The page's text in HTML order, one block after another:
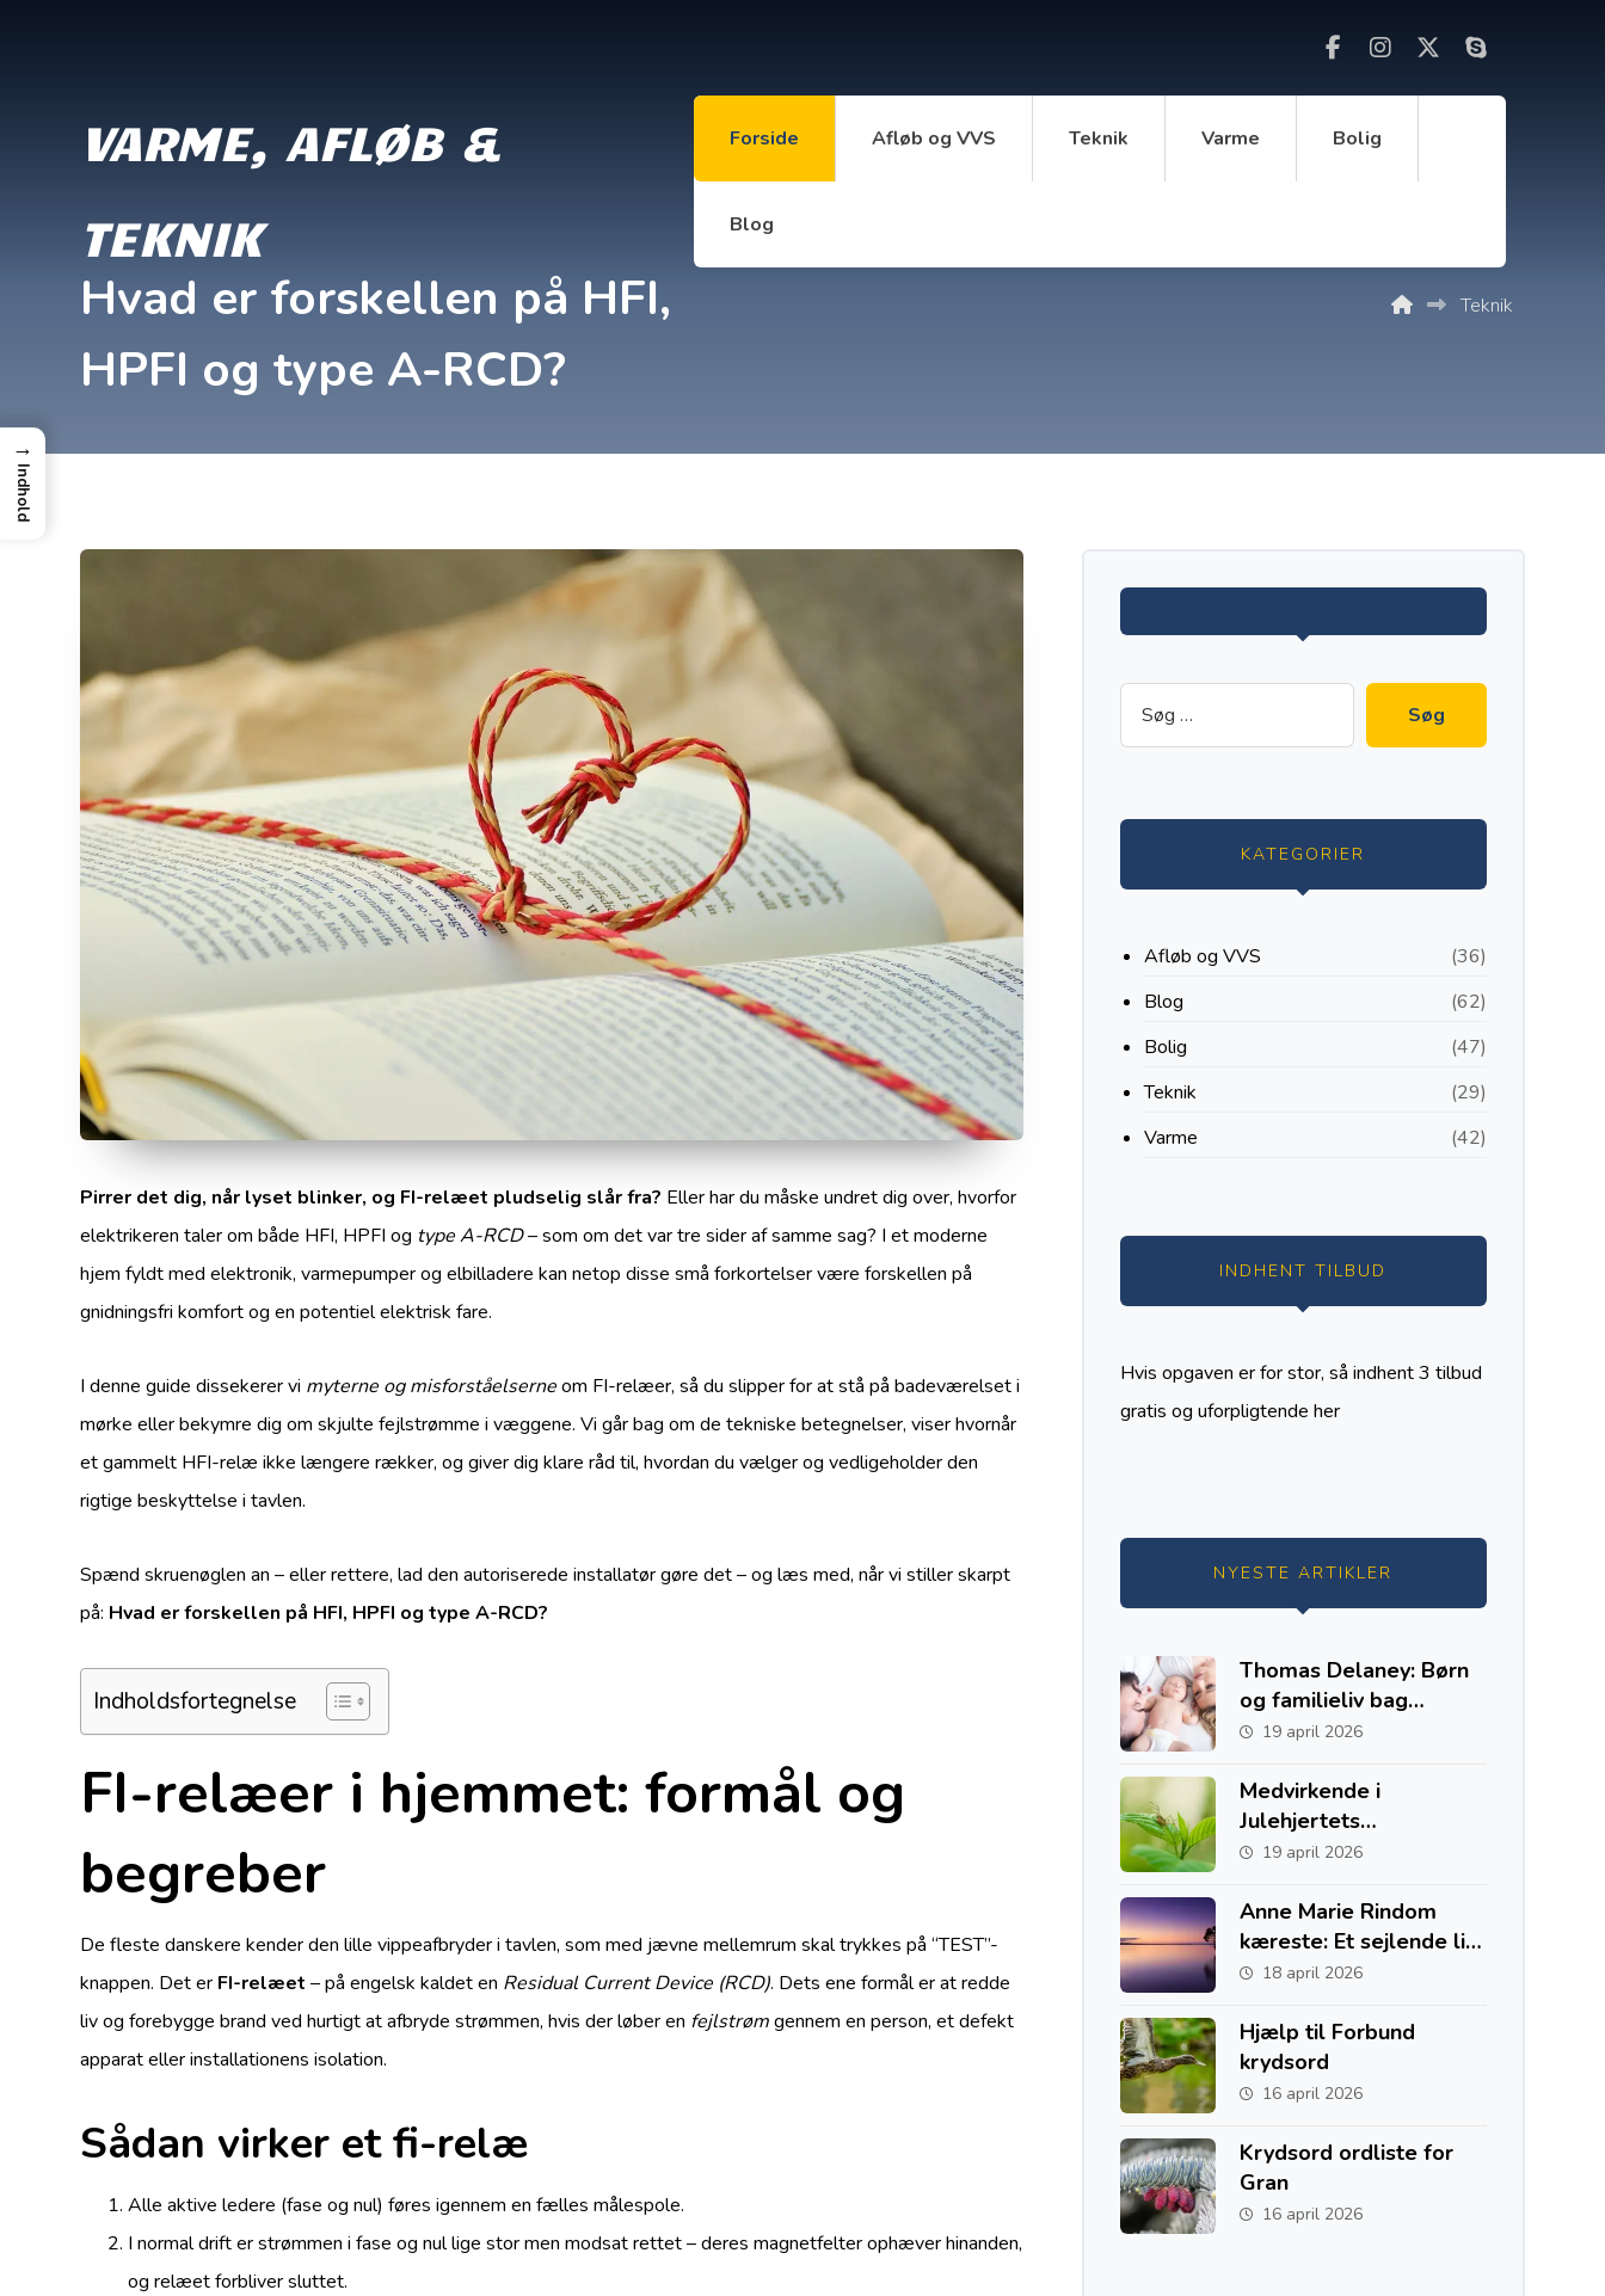
VARME, AFLØB &
TEKNIK
Forside Afløb og VVS Teknik Varme Bolig
Blog
Hvad er forskellen på HFI,
HPFI og type A-RCD?
Teknik
Pirrer det dig, når lyset blinker, og FI-relæet pludselig slår fra? Eller har du måske undret dig over, hvorfor
elektrikeren taler om både HFI, HPFI og type A-RCD– som om det var tre sider af samme sag? I et moderne
hjem fyldt med elektronik, varmepumper og elbilladere kan netop disse små forkortelser være forskellen på
gnidningsfri komfort og en potentiel elektrisk fare.
I denne guide dissekerer vi myterne og misforståelserneom FI-relæer, så du slipper for at stå på badeværelset i
mørke eller bekymre dig om skjulte fejlstrømme i væggene. Vi går bag om de tekniske betegnelser, viser hvornår
et gammelt HFI-relæ ikke længere rækker, og giver dig klare råd til, hvordan du vælger og vedligeholder den
rigtige beskyttelse i tavlen.
Spænd skruenøglen an – eller rettere, lad den autoriserede installatør gøre det – og læs med, når vi stiller skarpt
på: Hvad er forskellen på HFI, HPFI og type A-RCD?
Indholdsfortegnelse
FI-relæer i hjemmet: formål og
begreber
De fleste danskere kender den lille vippeafbryder i tavlen, som med jævne mellemrum skal trykkes på “TEST”-
knappen. Det er FI-relæet – på engelsk kaldet en Residual Current Device (RCD). Dets ene formål er at redde
liv og forebygge brand ved hurtigt at afbryde strømmen, hvis der løber en fejlstrømgennem en person, et defekt
apparat eller installationens isolation.
Sådan virker et fi-relæ
Alle aktive ledere (fase og nul) føres igennem en fælles målespole.
I normal drift er strømmen i fase og nul lige stor men modsat rettet – deres magnetfelter ophæver hinanden,
og relæet forbliver sluttet.
KATEGORIER
Afløb og VVS
(36)
Blog
(62)
Bolig
(47)
Teknik
(29)
Varme
(42)
INDHENT TILBUD
Hvis opgaven er for stor, så indhent 3 tilbud
gratis og uforpligtende her
NYESTE ARTIKLER
Thomas Delaney: Børn
og familieliv bag
fodboldkarrieren
19 april 2026
Medvirkende i
Julehjertets
Hemmelighed
19 april 2026
Anne Marie Rindom
kæreste: Et sejlende liv
med to hjem i Danmark
18 april 2026
Hjælp til Forbund
krydsord
16 april 2026
Krydsord ordliste for
Gran
16 april 2026
→
Indhold